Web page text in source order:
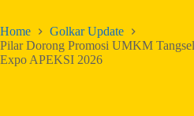
Home
Golkar Update
Pilar Dorong Promosi UMKM
Expo APEKSI 2026